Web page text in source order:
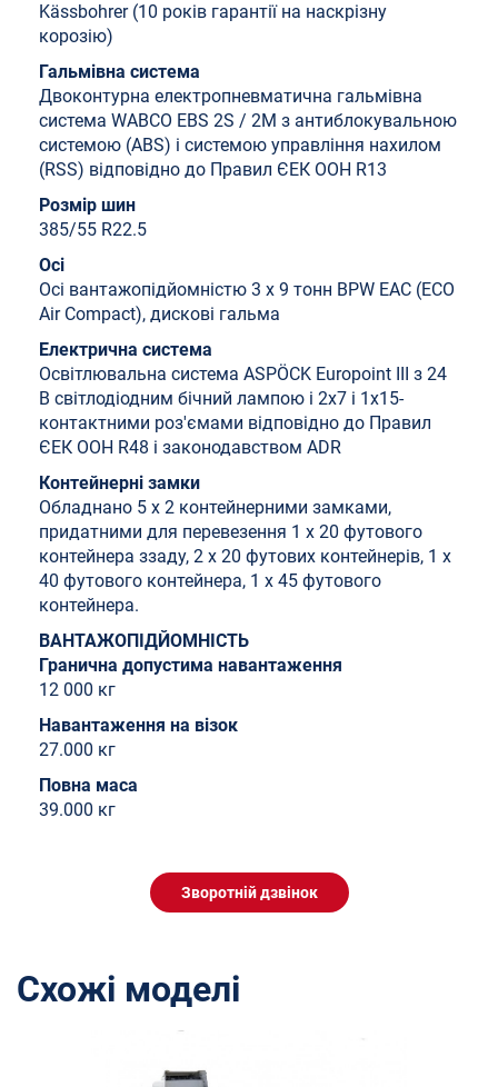
Kässbohrer (10 років гарантії на наскрізну
корозію)
Гальмівна система
Двоконтурна електропневматична гальмівна
система WABCO EBS 2S / 2M з антиблокувальною
системою (ABS) і системою управління нахилом
(RSS) відповідно до Правил ЄЕК ООН R13
Розмір шин
385/55 R22.5
Осі
Осі вантажопідйомністю 3 x 9 тонн BPW EAC (ECO
Air Compact), дискові гальма
Електрична система
Освітлювальна система ASPÖCK Europoint III з 24
В світлодіодним бічний лампою і 2x7 і 1x15-
контактними роз'ємами відповідно до Правил
ЄЕК ООН R48 і законодавством ADR
Контейнерні замки
Обладнано 5 x 2 контейнерними замками,
придатними для перевезення 1 x 20 футового
контейнера ззаду, 2 x 20 футових контейнерів, 1 x
40 футового контейнера, 1 x 45 футового
контейнера.
ВАНТАЖОПІДЙОМНІСТЬ
Гранична допустима навантаження
12 000 кг
Навантаження на візок
27.000 кг
Повна маса
39.000 кг
Зворотній дзвінок
Схожі моделі